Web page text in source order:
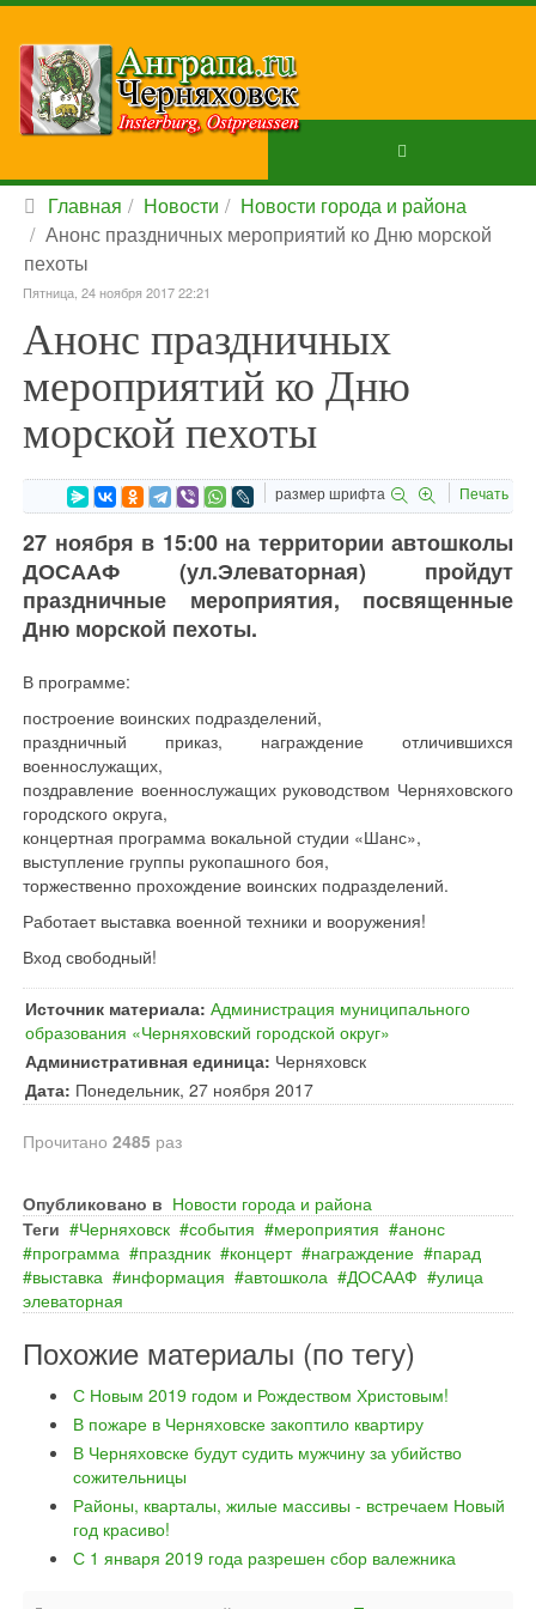
Главная Новости
Новости города и района
Анонс праздничных мероприятий ко Дню морской
пехоты
Пятница, 24 ноября 2017 22:21
Анонс праздничных
мероприятий ко Дню
морской пехоты
размер шрифта Печать
27 ноября в 15:00 на территории автошколы
ДОСААФ (ул.Элеваторная) пройдут
праздничные мероприятия, посвященные
Дню морской пехоты.
В программе:
построение воинских подразделений,
праздничный приказ, награждение отличившихся
военнослужащих,
поздравление военнослужащих руководством Черняховского
городского округа,
концертная программа вокальной студии «Шанс»,
выступление группы рукопашного боя,
торжественно прохождение воинских подразделений.
Работает выставка военной техники и вооружения!
Вход свободный!
Источник материала: Администрация муниципального
образования «Черняховский городской округ»
Административная единица: Черняховск
Дата: Понедельник, 27 ноября 2017
Прочитано 2485 раз
Опубликовано в Новости города и района
Теги
Черняховск события мероприятия
анонс
программа
праздник концерт награждение
парад
выставка
информация автошкола ДОСААФ
улица
элеваторная
Похожие материалы (по тегу)
С Новым 2019 годом и Рождеством Христовым!
В пожаре в Черняховске закоптило квартиру
В Черняховске будут судить мужчину за убийство
сожительницы
Районы, кварталы, жилые массивы - встречаем Новый
год красиво!
С 1 января 2019 года разрешен сбор валежника